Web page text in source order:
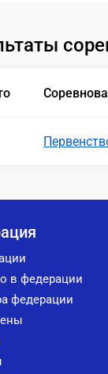
в федерации
федерации